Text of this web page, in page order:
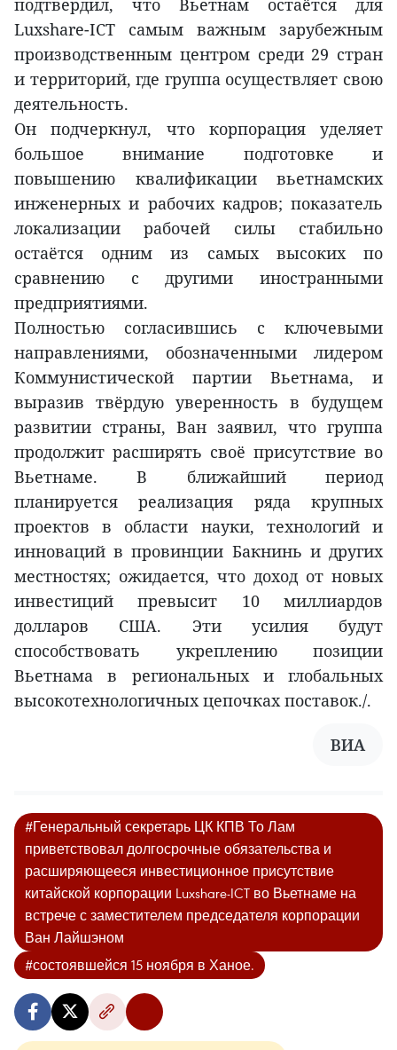
подтвердил, что Вьетнам остаётся для
Luxshare-ICT самым важным зарубежным
производственным центром среди 29 стран
и территорий, где группа осуществляет свою
деятельность.
Он подчеркнул, что корпорация уделяет
большое внимание подготовке и
повышению квалификации вьетнамских
инженерных и рабочих кадров; показатель
локализации рабочей силы стабильно
остаётся одним из самых высоких по
сравнению с другими иностранными
предприятиями.
Полностью согласившись с ключевыми
направлениями, обозначенными лидером
Коммунистической партии Вьетнама, и
выразив твёрдую уверенность в будущем
развитии страны, Ван заявил, что группа
продолжит расширять своё присутствие во
Вьетнаме. В ближайший период
планируется реализация ряда крупных
проектов в области науки, технологий и
инноваций в провинции Бакнинь и других
местностях; ожидается, что доход от новых
инвестиций превысит 10 миллиардов
долларов США. Эти усилия будут
способствовать укреплению позиции
Вьетнама в региональных и глобальных
высокотехнологичных цепочках поставок./.
ВИА
#Генеральный секретарь ЦК КПВ То Лам
приветствовал долгосрочные обязательства и
расширяющееся инвестиционное присутствие
китайской корпорации Luxshare-ICT во Вьетнаме на
встрече с заместителем председателя корпорации
Ван Лайшэном
#состоявшейся 15 ноября в Ханое.